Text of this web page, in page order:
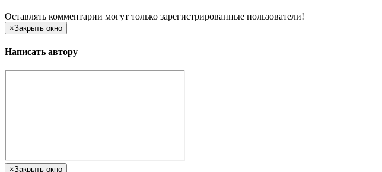
Оставлять комментарии могут только зарегистрированные пользователи!
×Закрыть окно
Написать автору
×Закрыть окно